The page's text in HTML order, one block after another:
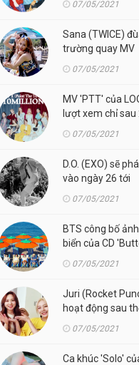
07/05/2021
Sana (TWICE)
trường quay MV
07/05/2021
MV 'PTT' của
lượt xem chỉ
07/05/2021
D.O. (EXO) sẽ
vào ngày 26 tới
07/05/2021
BTS công bố
biển của CD
07/05/2021
Juri (Rocket
hoạt động sau
07/05/2021
Ca khúc 'Solo'